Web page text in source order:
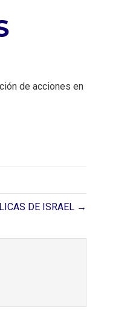
de acciones en
DE ISRAEL →